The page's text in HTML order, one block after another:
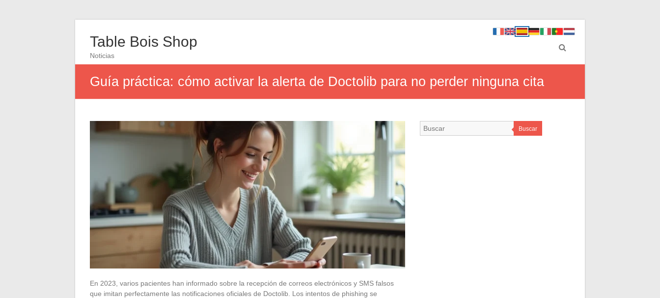
Table Bois Shop
Noticias
Guía práctica: cómo activar la alerta de Doctolib para no perder ninguna cita
En 2023, varios pacientes han informado sobre la recepción de correos electrónicos y SMS falsos
que imitan perfectamente las notificaciones oficiales de Doctolib. Los intentos de phishing se
Buscar